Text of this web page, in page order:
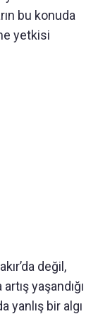
bu konuda
yetkisi
değil,
yaşandığı
yanlış bir algı